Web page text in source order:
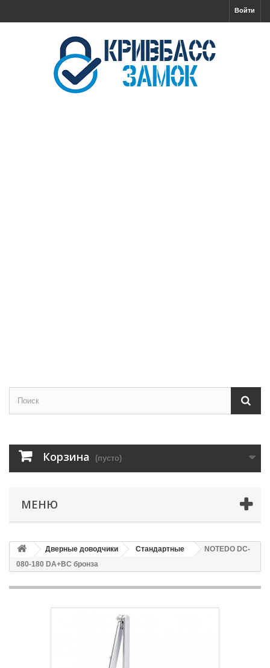
Войти
Корзина (пусто)
МЕНЮ
Дверные доводчики Стандартные
NOTEDO DC-
080-180 DA+BC бронза